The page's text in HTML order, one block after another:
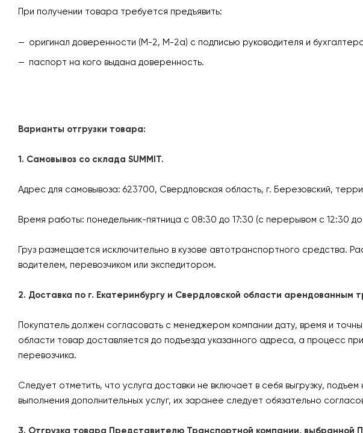
При получении товара требуется предъявить:
оригинал доверенности (М-2, М-2а) с подписью руководителя и
паспорт на кого выдана доверенность.
Варианты отгрузки товара:
1. Самовывоз со склада SUMMIT.
Адрес для самовывоза: 623700, Свердловская область, г. Березовский,
Время работы: понедельник-пятница с 08:30 до 17:30 (с перерывом с 12:30
Груз размещается исключительно в кузове автотранспортного средства.
водителем, перевозчиком или экспедитором.
2. Доставка по г. Екатеринбургу и Свердловской области арендованным
Покупатель должен согласовать с менеджером компании дату, время и
области товар доставляется до подъезда указанного адреса, а процесс
перевозчика.
Следует отметить, что услуга доставки не включает в себя выгрузку,
выполнения дополнительных услуг, их заранее следует обязательно
3. Отгрузка товара Представителю Транспортной компании, выбранной